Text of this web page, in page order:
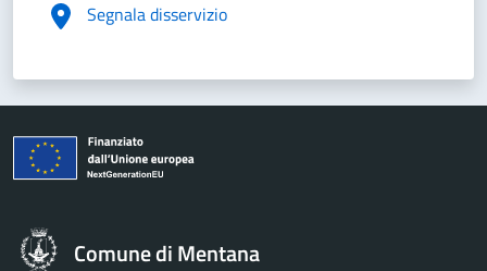
Segnala disservizio
Comune di Mentana